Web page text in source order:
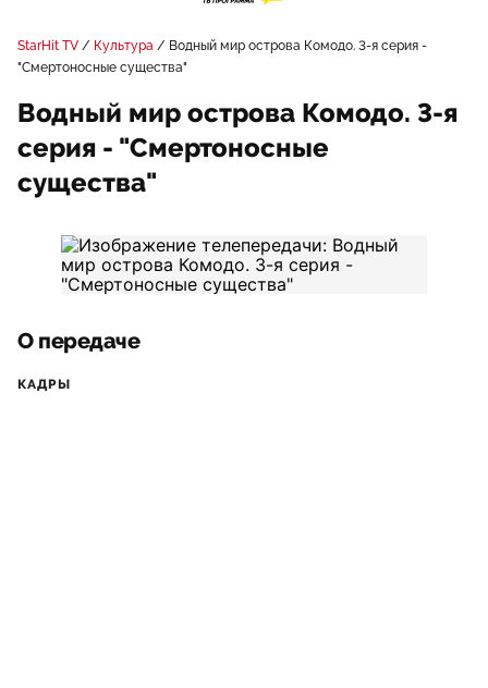
StarHit TV Культура
Водный мир острова Комодо. 3-я серия -
"Смертоносные существа"
Водный мир острова Комодо. 3-я
серия - "Смертоносные
существа"
О передаче
КАДРЫ